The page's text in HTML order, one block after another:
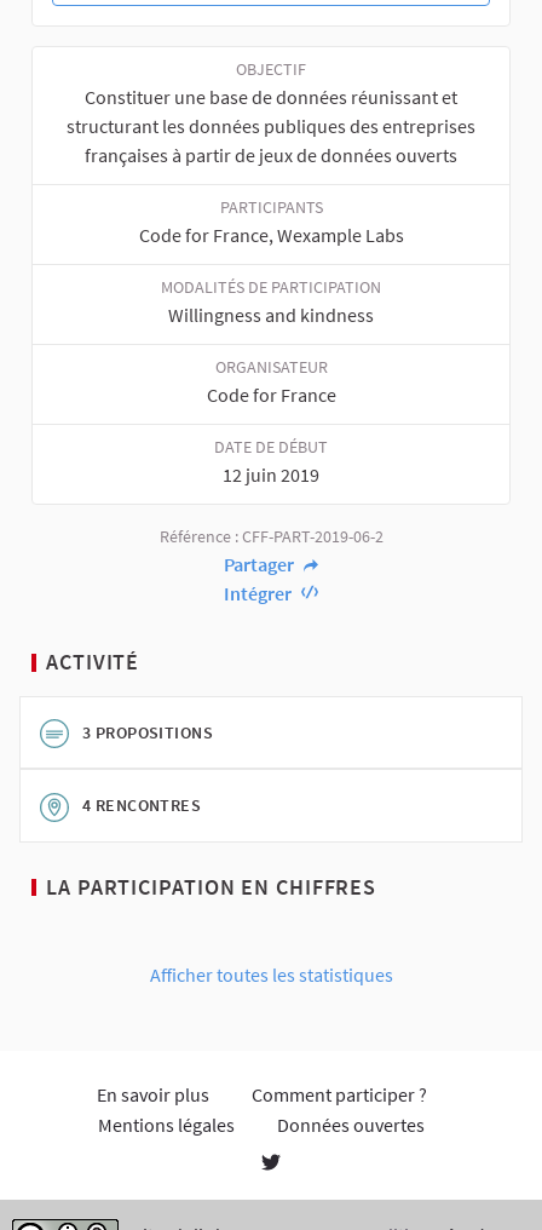
OBJECTIF
Constituer une base de données réunissant et
structurant les données publiques des entreprises
françaises à partir de jeux de données ouverts
PARTICIPANTS
Code for France, Wexample Labs
MODALITÉS DE PARTICIPATION
Willingness and kindness
ORGANISATEUR
Code for France
DATE DE DÉBUT
12 juin 2019
Référence : CFF-PART-2019-06-2
Partager
Intégrer
ACTIVITÉ
3 PROPOSITIONS
4 RENCONTRES
LA PARTICIPATION EN CHIFFRES
Afficher toutes les statistiques
En savoir plus
Comment participer ?
Mentions légales
Données ouvertes